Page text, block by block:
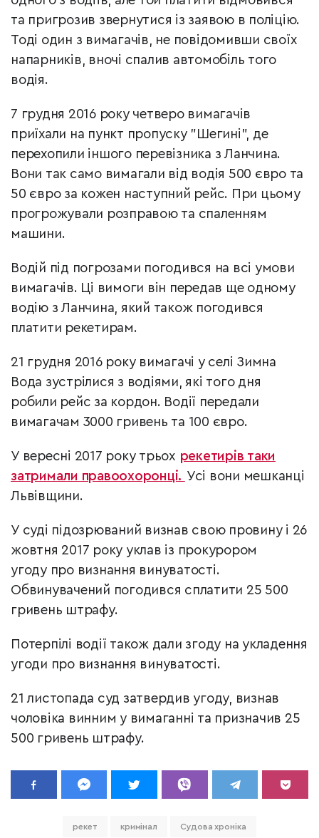
та пригрозив звернутися із заявою в поліцію.
Тоді один з вимагачів, не повідомивши своїх
напарників, вночі спалив автомобіль того
водія.
7 грудня 2016 року четверо вимагачів
приїхали на пункт пропуску "Шегині", де
перехопили іншого перевізника з Ланчина.
Вони так само вимагали від водія 500 євро та
50 євро за кожен наступний рейс. При цьому
прогрожували розправою та спаленням
машини.
Водій під погрозами погодився на всі умови
вимагачів. Ці вимоги він передав ще одному
водію з Ланчина, який також погодився
платити рекетирам.
21 грудня 2016 року вимагачі у селі Зимна
Вода зустрілися з водіями, які того дня
робили рейс за кордон. Водії передали
вимагачам 3000 гривень та 100 євро.
У вересні 2017 року трьох рекетирів таки
затримали правоохоронці. Усі вони мешканці
Львівщини.
У суді підозрюваний визнав свою провину і 26
жовтня 2017 року уклав із прокурором
угоду про визнання винуватості.
Обвинувачений погодився сплатити 25 500
гривень штрафу.
Потерпілі водії також дали згоду на укладення
угоди про визнання винуватості.
21 листопада суд затвердив угоду, визнав
чоловіка винним у вимаганні та призначив 25
500 гривень штрафу.
рекет кримінал Судова хроніка